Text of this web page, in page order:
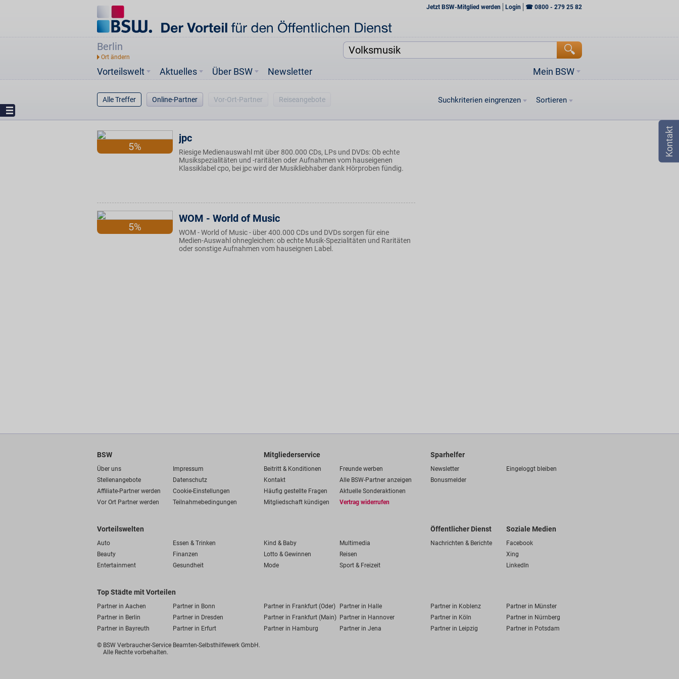
Jetzt BSW-Mitglied werden Login ☎ 0800 - 279 25 82
Berlin
Vorteilswelt Mein BSW
Aktuelles Über BSW Newsletter
Alle Treffer Online-Partner Vor-Ort-Partner Reiseangebote Suchkriterien eingrenzen Sortieren
5%
jpc
Riesige Medienauswahl mit über 800.000 CDs, LPs und DVDs: Ob echte
Musikspezialitäten und -raritäten oder Aufnahmen vom hauseigenen
Klassiklabel cpo, bei jpc wird der Musikliebhaber dank Hörproben fündig.
5%
WOM - World of Music
WOM - World of Music - über 400.000 CDs und DVDs sorgen für eine
Medien-Auswahl ohnegleichen: ob echte Musik-Spezialitäten und Raritäten
oder sonstige Aufnahmen vom hauseignen Label.
BSW
Über uns
Impressum
Stellenangebote
Datenschutz
Affiliate-Partner werden
Cookie-Einstellungen
Vor Ort Partner werden
Teilnahmebedingungen
Mitgliederservice
Beitritt & Konditionen
Freunde werben
Kontakt
Alle BSW-Partner anzeigen
Häufig gestellte Fragen
Aktuelle Sonderaktionen
Mitgliedschaft kündigen
Vertrag widerrufen
Sparhelfer
Newsletter
Eingeloggt bleiben
Bonusmelder
Vorteilswelten
Auto Essen & Trinken Kind & Baby
Multimedia
Beauty
Finanzen Lotto & Gewinnen
Reisen
Entertainment
Gesundheit Mode Sport & Freizeit
Öffentlicher Dienst
Nachrichten & Berichte
Soziale Medien
Facebook
Xing
LinkedIn
Top Städte mit Vorteilen
Partner in Aachen Partner in Bonn Partner in Frankfurt (Oder) Partner in Halle Partner in Koblenz
Partner in Münster
Partner in Berlin
Partner in Dresden Partner in Frankfurt (Main) Partner in Hannover Partner in Köln
Partner in Nürnberg
Partner in Bayreuth
Partner in Erfurt Partner in Hamburg Partner in Jena Partner in Leipzig Partner in Potsdam
© BSW Verbraucher-Service Beamten-Selbsthilfewerk GmbH.
Alle Rechte vorbehalten.